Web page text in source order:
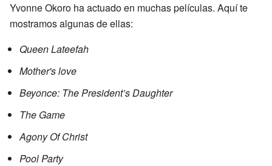
Yvonne Okoro ha actuado en muchas películas. Aquí te
mostramos algunas de ellas:
Queen Lateefah
Mother's love
Beyonce: The President’s Daughter
The Game
Agony Of Christ
Pool Party